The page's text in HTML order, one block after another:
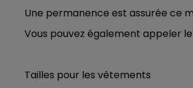
Une permanence est assurée ce
Vous pouvez également appeler
Tailles pour les vêtements